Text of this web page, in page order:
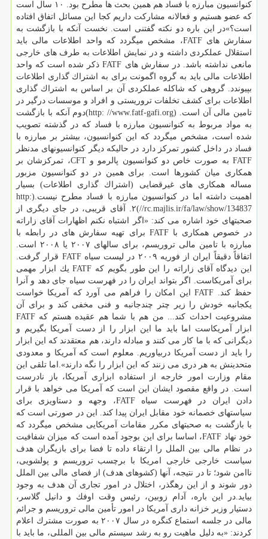
كنوانسیون مبارزه با فساد هم همین بحث ها مطرح بود. ۱۰ سال است
كه عضو هستیم و فعالانه مشاركت داریم كجا این مسائل اتفاق افتاده
است؟»در این باره دو نكته گفتنی است. نخست آنكه با بازگشت به
سفارش های FATF، مشخص میگردد كه واحد اطلاعات مالی باید
استقلال عملكردی داشته و در نمایش اطلاعات به طرف های خارجی
مانعی نداشته باشد. در سفارش های FATF ذكر شده است كه واحد
اطلاعات مالی باید به گروه اگمونت برای به اشتراك گذاری اطلاعات
بپیوندد. گروهی كه شاكله عملكردی آن بر اساس به اشتراك گذاری
اطلاعات برای كشف تخلفات تروریستی و افراد و موسسات درگیر در
تامین مالی آن است. (http: //www.fatf-gafi.org)دوم آنكه با بازگشت
به مواد مربوط به كنوانسیون مبارزه با فساد كه در گذشته تصویب
شده است، مشخص میگردد كه این كنوانسیون، بیشتر بر مبارزه با
فساد در داخل كشور تمركز دارد در حالیكه دیگر كنوانسیونهای مدنظر
FATF به صورت خاص دو كنوانسیون پالرمو و CFT، تمركزشان بر
همكاری میان كشورها است. برای همین در دو كنوانسیون مزبور
مساله همكاری های غیرقضایی (اشتراك گذاری اطلاعات) بسیار
اهمیت داشته اما در كنوانسیون مبارزه با فساد مطرح نیست.(http:
//rc.majlis.ir/fa/law/show/134837)۲. آقای قریبی، در جای دیگری از
صحبتهای خود اشاره می كند: «اگر اشتباه نكنم اظهارات آقای زاراته
در خصوص همكاری با FATF برای تهیه سفارش های در رابطه با
مبارزه با تامین مالی تروریسم، برای سالهای ۲۰۰۷ یا ۲۰۰۸ است.
اتفاقاً دقیقاً ایران از فوریه ۲۰۰۹ در لیست سیاه FATF قرار گرفت.
این دیدگاه آقای زاراته را این طور بگویم كه FATF یك ابزار مهمی
برای آمریكاست. اگر بتواند ایران را در فهرست سیاه جای دهد و آنرا
حفظ كند. FATF این امكان را فراهم می آورد كه آمریكا خواست
یكجانبه خودش را زیر چتر چندجانبه و فنی مخفی كند و برای آن
مشروعیت احداث كند... من هم با شما هم عقیده هستم كه FATF
ابزار آمریكاست اما باید ما این ابزار را از دست آمریكا بگیریم و
دیگرانی كه با ما كار می كنند و مبادله دارند، هم معتقدند كه این ابزار
را باید از دست آمریكا دربیاوریم. معلوم است كه آمریكا و معدودی
متحدینش به هر دری می زنند كه این ابزار را نگه دارند».اما تلقی این
مقام وزارت امور خارجه از استفاده ابزاری آمریكا، باز نادرست
است. در واقع مقصود ایشان این است كه آمریكا می خواهد با قرار
دادن ایران در فهرست سیاه FATF، وجهه و دستاویزی برای
سیاستهای خصمانه خود مقابل ایران پیدا كند. این در صورتی است كه
با بازگشت به صحبتهای مكرر مقامات آمریكایی مشخص میگردد كه
خود نهاد FATF، اساسا برای این بوجود آمده است كه میزان شفافیت
در نظام مالی بین الملل را ارتقاء داده تا فضا برای بازیگران هدف
سیاست خارجی خارجی امریكا با برچسب تروریسم و پولشویی،
ناامن شود؛ تا در نتیجه، آنها (كشوهای هدف) از فضای مالی بین الملل
دور شوند و از این رهگذر، اختلال در امور تجاری آن هدف به وجود
بیاید.در این باره، آدام زوبین، رئیس وقت اوفك و دانیل گلاسر،
دستیار وزیر خزانه داری آمریكا در امور تأمین مالی تروریسم و جرائم
مالی در جلسه استماع كنگره در سال ۲۰۰۷ به صورت مشترك اعلام
كردند: «به دلیل ماهیت رو به رشد سیستم مالی بین المللی، ما باید با